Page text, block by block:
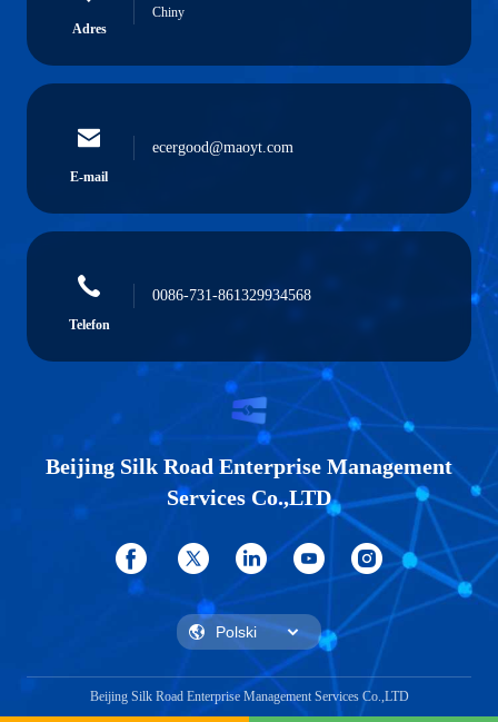
Adres
Chiny
E-mail
ecergood@maoyt.com
Telefon
0086-731-861329934568
Beijing Silk Road Enterprise Management
Services Co.,LTD
Beijing Silk Road Enterprise Management Services Co.,LTD